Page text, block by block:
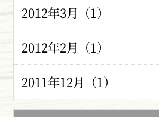
2012年3月（1）
2012年2月（1）
2011年12月（1）